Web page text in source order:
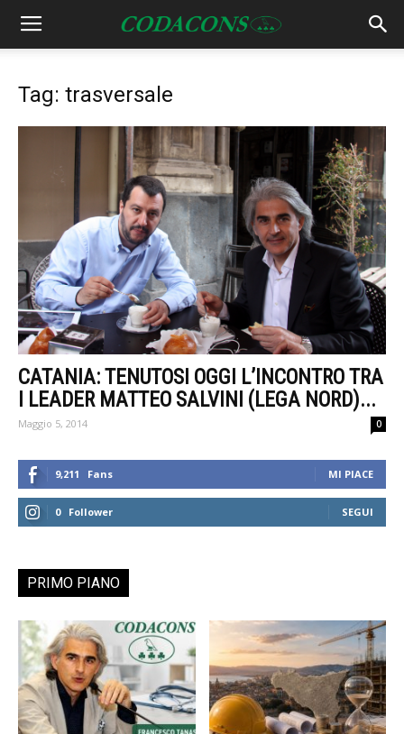
Tag: trasversale
CATANIA: TENUTOSI OGGI L’INCONTRO TRA
I LEADER MATTEO SALVINI (LEGA NORD)...
Maggio 5, 2014 0
9,211 Fans MI PIACE
0 Follower SEGUI
PRIMO PIANO